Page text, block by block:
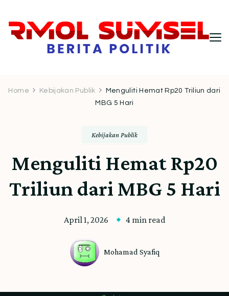
Indonesia untuk Pembaca Kritis
Home Kebijakan Publik
Menguliti Hemat Rp20 Triliun dari
MBG 5 Hari
Kebijakan Publik
Menguliti Hemat Rp20
Triliun dari MBG 5 Hari
April 1, 2026 4 min read
Mohamad Syafiq